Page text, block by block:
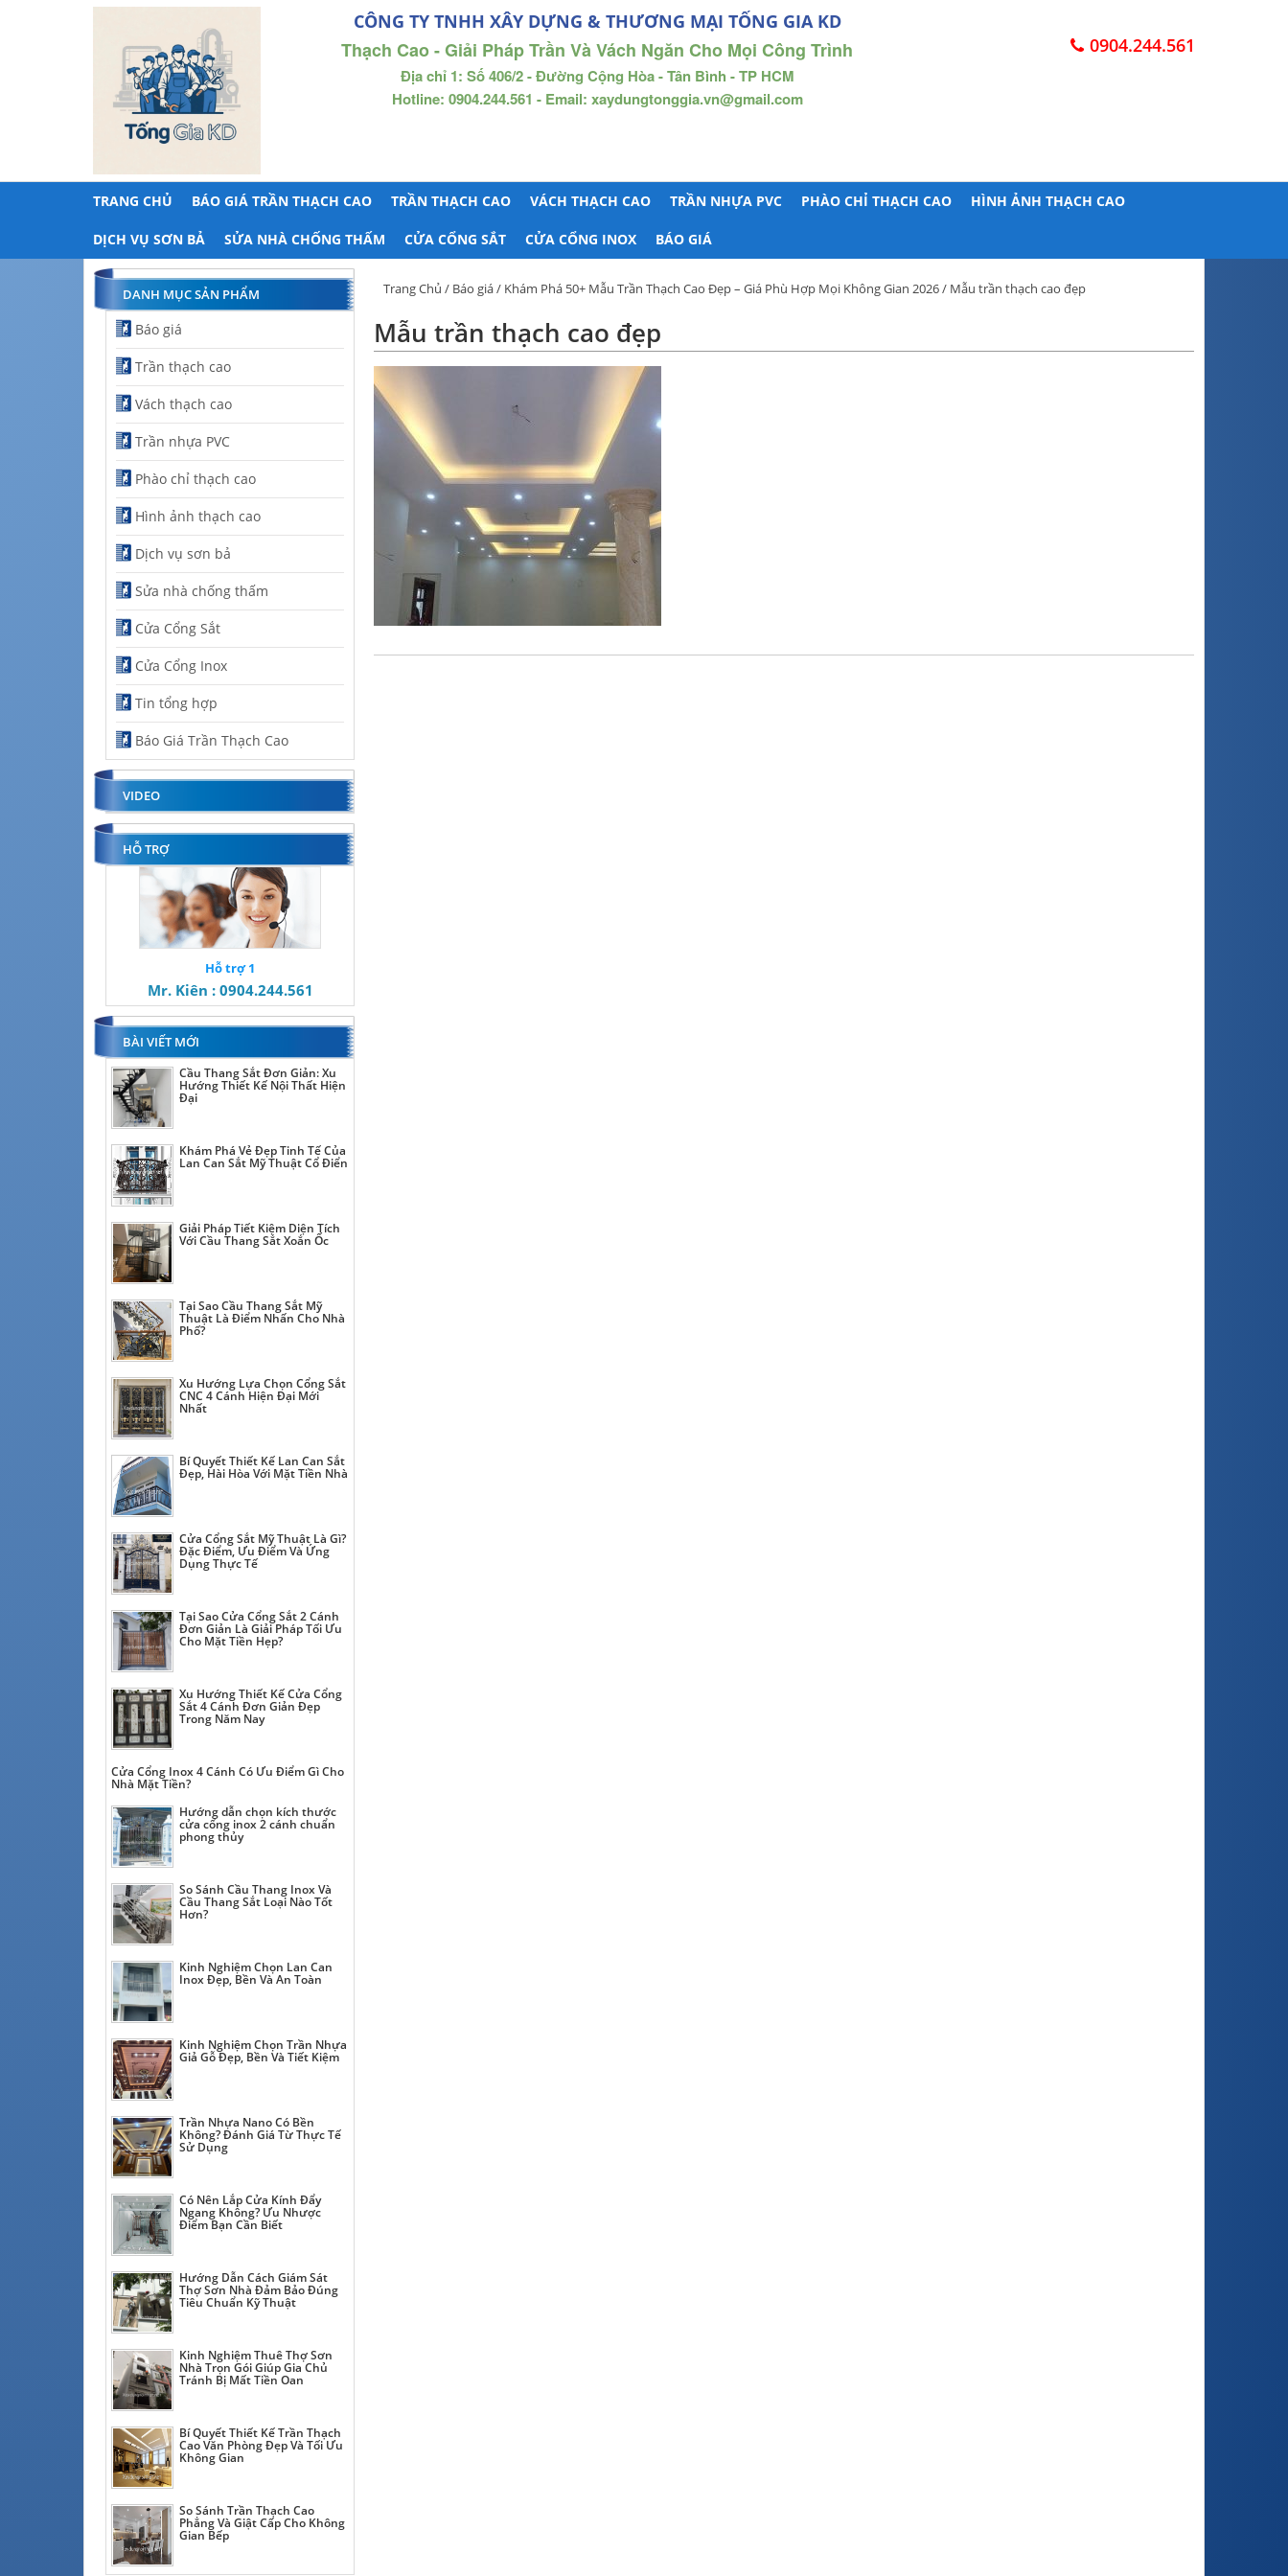
CÔNG TY TNHH XÂY DỰNG & THƯƠNG MẠI TỐNG GIA KD
Thạch Cao - Giải Pháp Trần Và Vách Ngăn Cho Mọi Công Trình
Địa chỉ 1: Số 406/2 - Đường Cộng Hòa - Tân Bình - TP HCM
Hotline: 0904.244.561 - Email: xaydungtonggia.vn@gmail.com
0904.244.561
TRANG CHỦ BÁO GIÁ TRẦN THẠCH CAO TRẦN THẠCH CAO VÁCH THẠCH CAO TRẦN NHỰA PVC PHÀO CHỈ THẠCH CAO HÌNH ẢNH THẠCH CAO
DỊCH VỤ SƠN BẢ SỬA NHÀ CHỐNG THẤM CỬA CỔNG SẮT CỬA CỔNG INOX BÁO GIÁ
Trang Chủ / Báo giá/ Khám Phá 50+ Mẫu Trần Thạch Cao Đẹp – Giá Phù Hợp Mọi Không Gian 2026/ Mẫu trần thạch cao đẹp
Mẫu trần thạch cao đẹp
DANH MỤC SẢN PHẨM
Báo giá
Trần thạch cao
Vách thạch cao
Trần nhựa PVC
Phào chỉ thạch cao
Hình ảnh thạch cao
Dịch vụ sơn bả
Sửa nhà chống thấm
Cửa Cổng Sắt
Cửa Cổng Inox
Tin tổng hợp
Báo Giá Trần Thạch Cao
VIDEO
HỖ TRỢ
Hỗ trợ 1
Mr. Kiên : 0904.244.561
BÀI VIẾT MỚI
Cầu Thang Sắt Đơn Giản: Xu
Hướng Thiết Kế Nội Thất Hiện
Đại
Khám Phá Vẻ Đẹp Tinh Tế Của
Lan Can Sắt Mỹ Thuật Cổ Điển
Giải Pháp Tiết Kiệm Diện Tích
Với Cầu Thang Sắt Xoắn Ốc
Tại Sao Cầu Thang Sắt Mỹ
Thuật Là Điểm Nhấn Cho Nhà
Phố?
Xu Hướng Lựa Chọn Cổng Sắt
CNC 4 Cánh Hiện Đại Mới
Nhất
Bí Quyết Thiết Kế Lan Can Sắt
Đẹp, Hài Hòa Với Mặt Tiền Nhà
Cửa Cổng Sắt Mỹ Thuật Là Gì?
Đặc Điểm, Ưu Điểm Và Ứng
Dụng Thực Tế
Tại Sao Cửa Cổng Sắt 2 Cánh
Đơn Giản Là Giải Pháp Tối Ưu
Cho Mặt Tiền Hẹp?
Xu Hướng Thiết Kế Cửa Cổng
Sắt 4 Cánh Đơn Giản Đẹp
Trong Năm Nay
Cửa Cổng Inox 4 Cánh Có Ưu Điểm Gì Cho
Nhà Mặt Tiền?
Hướng dẫn chọn kích thước
cửa cổng inox 2 cánh chuẩn
phong thủy
So Sánh Cầu Thang Inox Và
Cầu Thang Sắt Loại Nào Tốt
Hơn?
Kinh Nghiệm Chọn Lan Can
Inox Đẹp, Bền Và An Toàn
Kinh Nghiệm Chọn Trần Nhựa
Giả Gỗ Đẹp, Bền Và Tiết Kiệm
Trần Nhựa Nano Có Bền
Không? Đánh Giá Từ Thực Tế
Sử Dụng
Có Nên Lắp Cửa Kính Đẩy
Ngang Không? Ưu Nhược
Điểm Bạn Cần Biết
Hướng Dẫn Cách Giám Sát
Thợ Sơn Nhà Đảm Bảo Đúng
Tiêu Chuẩn Kỹ Thuật
Kinh Nghiệm Thuê Thợ Sơn
Nhà Trọn Gói Giúp Gia Chủ
Tránh Bị Mất Tiền Oan
Bí Quyết Thiết Kế Trần Thạch
Cao Văn Phòng Đẹp Và Tối Ưu
Không Gian
So Sánh Trần Thạch Cao
Phẳng Và Giật Cấp Cho Không
Gian Bếp